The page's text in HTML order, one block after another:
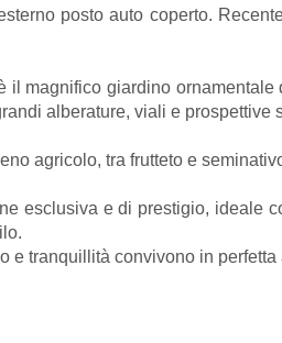
posto auto coperto.
il magnifico giardino
alberature, viali e
agricolo, tra frutteto e
esclusiva e di prestigio, ideale
e tranquillità convivono in perfetta